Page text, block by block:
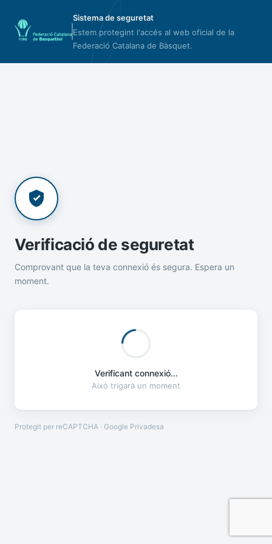
Sistema de seguretat
Estem protegint l'accés al web oficial de la
Federació Catalana de Bàsquet.
Verificació de seguretat
Comprovant que la teva connexió és segura. Espera un
moment.
Verificant connexió...
Això trigarà un moment
Protegit per reCAPTCHA · Google Privadesa